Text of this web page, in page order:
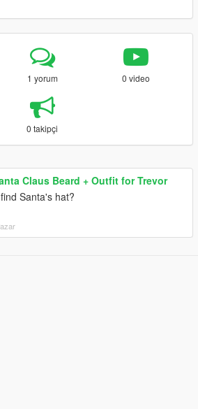
1 yorum 0 video
0 takipçi
Claus Beard + Outfit for Trevor
Santa's hat?